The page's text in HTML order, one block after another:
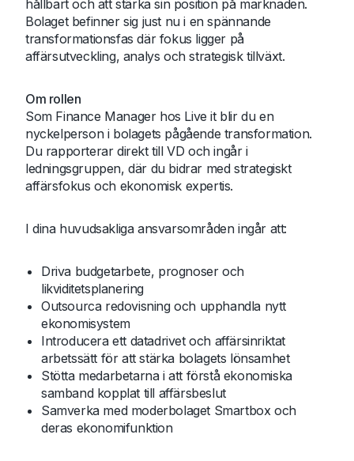
hållbart och att stärka sin position på marknaden.
Bolaget befinner sig just nu i en spännande
transformationsfas där fokus ligger på
affärsutveckling, analys och strategisk tillväxt.
Om rollen
Som Finance Manager hos Live it blir du en
nyckelperson i bolagets pågående transformation.
Du rapporterar direkt till VD och ingår i
ledningsgruppen, där du bidrar med strategiskt
affärsfokus och ekonomisk expertis.
I dina huvudsakliga ansvarsområden ingår att:
Driva budgetarbete, prognoser och
likviditetsplanering
Outsourca redovisning och upphandla nytt
ekonomisystem
Introducera ett datadrivet och affärsinriktat
arbetssätt för att stärka bolagets lönsamhet
Stötta medarbetarna i att förstå ekonomiska
samband kopplat till affärsbeslut
Samverka med moderbolaget Smartbox och
deras ekonomifunktion